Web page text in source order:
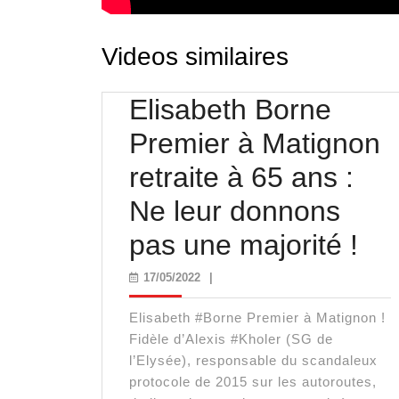
Videos similaires
Elisabeth Borne
Premier à Matignon
retraite à 65 ans :
Ne leur donnons
pas une majorité !
17/05/202217/05/2022
Elisabeth #Borne Premier à Matignon !
Fidèle d’Alexis #Kholer (SG de
l’Elysée), responsable du scandaleux
protocole de 2015 sur les autoroutes,